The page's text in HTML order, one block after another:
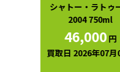
シャトー・ラトゥール
2004 750ml
46,000円
買取日 2026年07月04日